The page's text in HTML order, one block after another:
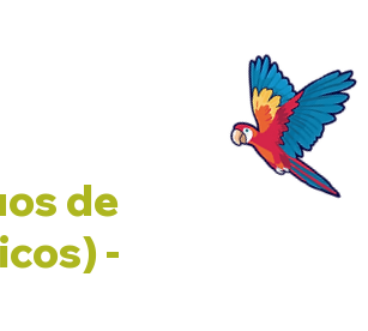
de
-